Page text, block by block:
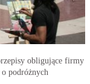
obligujące firmy
o podróżnych